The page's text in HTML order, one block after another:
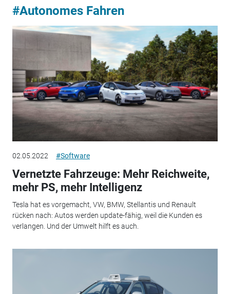
#Autonomes Fahren
02.05.2022 #Software
Vernetzte Fahrzeuge: Mehr Reichweite,
mehr PS, mehr Intelligenz
Tesla hat es vorgemacht, VW, BMW, Stellantis und Renault
rücken nach: Autos werden update-fähig, weil die Kunden es
verlangen. Und der Umwelt hilft es auch.